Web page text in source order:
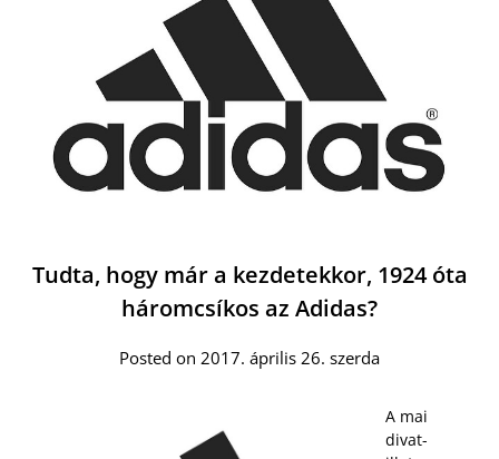
Tudta, hogy már a kezdetekkor, 1924 óta
háromcsíkos az Adidas?
Posted on 2017. április 26. szerda
A mai
divat-